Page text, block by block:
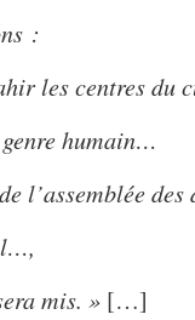
:
les centres du
humain…
l’assemblée des
mis. » […]